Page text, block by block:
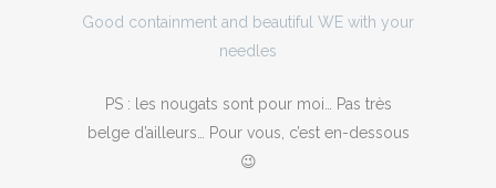
Good containment and beautiful WE with your
needles
PS : les nougats sont pour moi… Pas très
belge d’ailleurs… Pour vous, c’est en-dessous
😉